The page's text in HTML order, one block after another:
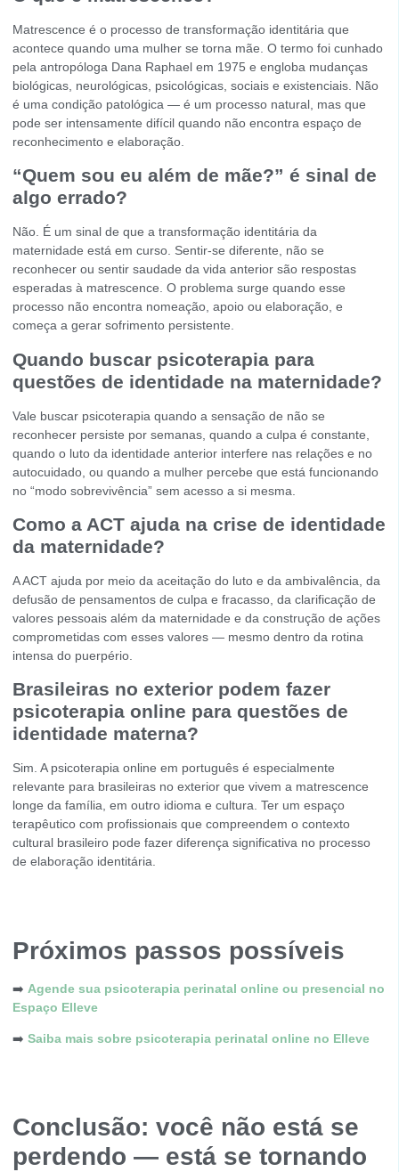
Matrescence é o processo de transformação identitária que
acontece quando uma mulher se torna mãe. O termo foi cunhado
pela antropóloga Dana Raphael em 1975 e engloba mudanças
biológicas, neurológicas, psicológicas, sociais e existenciais. Não
é uma condição patológica — é um processo natural, mas que
pode ser intensamente difícil quando não encontra espaço de
reconhecimento e elaboração.
“Quem sou eu além de mãe?” é sinal de
algo errado?
Não. É um sinal de que a transformação identitária da
maternidade está em curso. Sentir-se diferente, não se
reconhecer ou sentir saudade da vida anterior são respostas
esperadas à matrescence. O problema surge quando esse
processo não encontra nomeação, apoio ou elaboração, e
começa a gerar sofrimento persistente.
Quando buscar psicoterapia para
questões de identidade na maternidade?
Vale buscar psicoterapia quando a sensação de não se
reconhecer persiste por semanas, quando a culpa é constante,
quando o luto da identidade anterior interfere nas relações e no
autocuidado, ou quando a mulher percebe que está funcionando
no “modo sobrevivência” sem acesso a si mesma.
Como a ACT ajuda na crise de identidade
da maternidade?
A ACT ajuda por meio da aceitação do luto e da ambivalência, da
defusão de pensamentos de culpa e fracasso, da clarificação de
valores pessoais além da maternidade e da construção de ações
comprometidas com esses valores — mesmo dentro da rotina
intensa do puerpério.
Brasileiras no exterior podem fazer
psicoterapia online para questões de
identidade materna?
Sim. A psicoterapia online em português é especialmente
relevante para brasileiras no exterior que vivem a matrescence
longe da família, em outro idioma e cultura. Ter um espaço
terapêutico com profissionais que compreendem o contexto
cultural brasileiro pode fazer diferença significativa no processo
de elaboração identitária.
Próximos passos possíveis
➡️ Agende sua psicoterapia perinatal online ou presencial no
Espaço Elleve
➡️ Saiba mais sobre psicoterapia perinatal online no Elleve
Conclusão: você não está se
perdendo — está se tornando